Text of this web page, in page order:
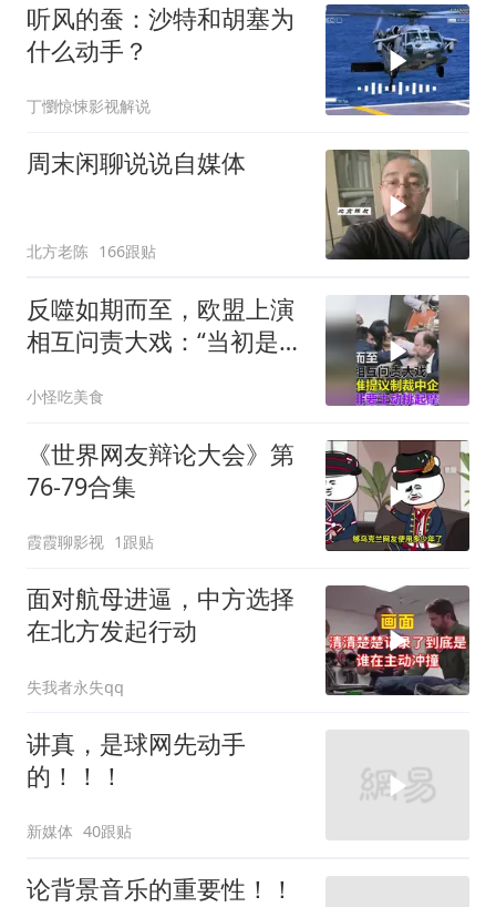
听风的蚕：沙特和胡塞为
什么动手？
丁懰惊悚影视解说
周末闲聊说说自媒体
北方老陈 166跟贴
反噬如期而至，欧盟上演
相互问责大戏：“当初是谁
小怪吃美食
《世界网友辩论大会》第
76-79合集
霞霞聊影视 1跟贴
面对航母进逼，中方选择
在北方发起行动
失我者永失qq
讲真，是球网先动手
的！！！
新媒体 40跟贴
论背景音乐的重要性！！